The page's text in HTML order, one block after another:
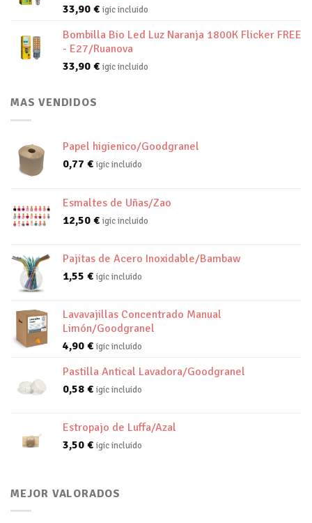
33,90 € igic incluido
Bombilla Bio Led Luz Naranja 1800K Flicker FREE
- E27/Ruanova
33,90 € igic incluido
MAS VENDIDOS
Papel higienico/Goodgranel
0,77 € igic incluido
Esmaltes de Uñas/Zao
12,50 € igic incluido
Pajitas de Acero Inoxidable/Bambaw
1,55 € igic incluido
Lavavajillas Concentrado Manual
Limón/Goodgranel
4,90 € igic incluido
Pastilla Antical Lavadora/Goodgranel
0,58 € igic incluido
Estropajo de Luffa/Azal
3,50 € igic incluido
MEJOR VALORADOS